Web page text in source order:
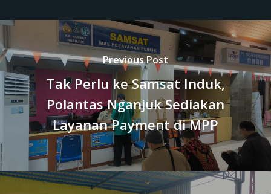
Previous Post
Tak Perlu ke Samsat Induk,
Polantas Nganjuk Sediakan
Layanan Payment di MPP